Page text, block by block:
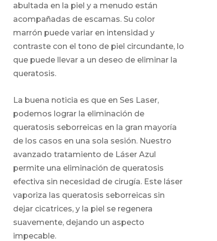
abultada en la piel y a menudo están
acompañadas de escamas. Su color
marrón puede variar en intensidad y
contraste con el tono de piel circundante, lo
que puede llevar a un deseo de eliminar la
queratosis.
La buena noticia es que en Ses Laser,
podemos lograr la eliminación de
queratosis seborreicas en la gran mayoría
de los casos en una sola sesión. Nuestro
avanzado tratamiento de Láser Azul
permite una eliminación de queratosis
efectiva sin necesidad de cirugía. Este láser
vaporiza las queratosis seborreicas sin
dejar cicatrices, y la piel se regenera
suavemente, dejando un aspecto
impecable.